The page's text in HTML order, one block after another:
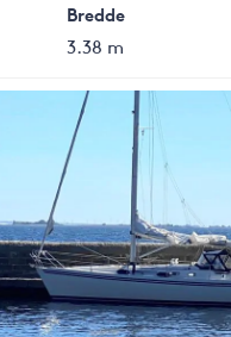
Bredde
3.38 m